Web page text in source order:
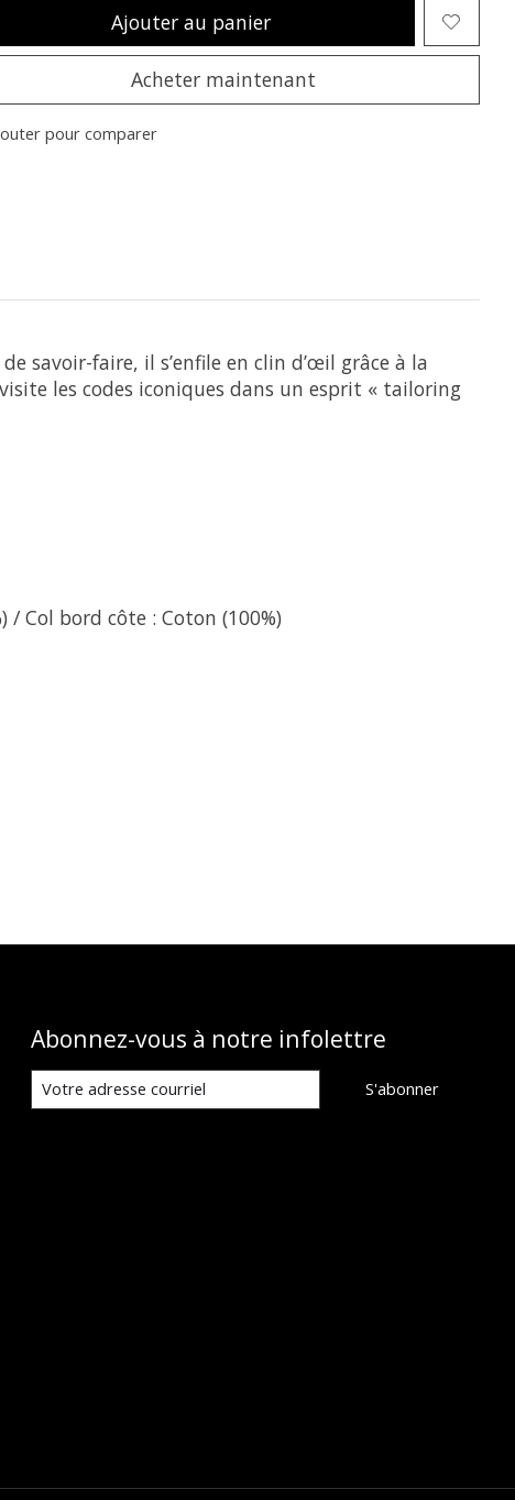
Ajouter au panier
Acheter maintenant
pour comparer
savoir-faire, il s’enfile en clin d’œil grâce à la
les codes iconiques dans un esprit « tailoring
/ Col bord côte : Coton (100%)
Abonnez-vous à notre infolettre
S'abonner